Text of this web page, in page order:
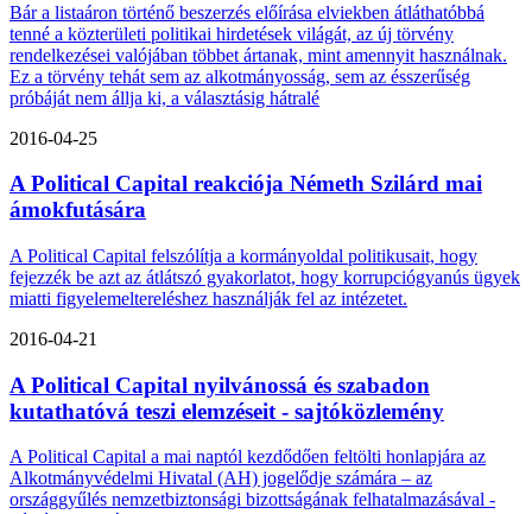
Bár a listaáron történő beszerzés előírása elviekben átláthatóbbá
tenné a közterületi politikai hirdetések világát, az új törvény
rendelkezései valójában többet ártanak, mint amennyit használnak.
Ez a törvény tehát sem az alkotmányosság, sem az ésszerűség
próbáját nem állja ki, a választásig hátralé
2016-04-25
A Political Capital reakciója Németh Szilárd mai
ámokfutására
A Political Capital felszólítja a kormányoldal politikusait, hogy
fejezzék be azt az átlátszó gyakorlatot, hogy korrupciógyanús ügyek
miatti figyelemeltereléshez használják fel az intézetet.
2016-04-21
A Political Capital nyilvánossá és szabadon
kutathatóvá teszi elemzéseit - sajtóközlemény
A Political Capital a mai naptól kezdődően feltölti honlapjára az
Alkotmányvédelmi Hivatal (AH) jogelődje számára – az
országgyűlés nemzetbiztonsági bizottságának felhatalmazásával -